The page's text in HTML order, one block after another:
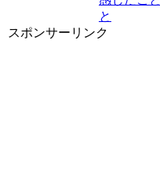
と
スポンサーリンク